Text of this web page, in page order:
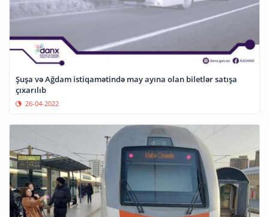
Şuşa və Ağdam istiqamətində may ayına olan biletlər satışa
çıxarılıb
26-04-2022